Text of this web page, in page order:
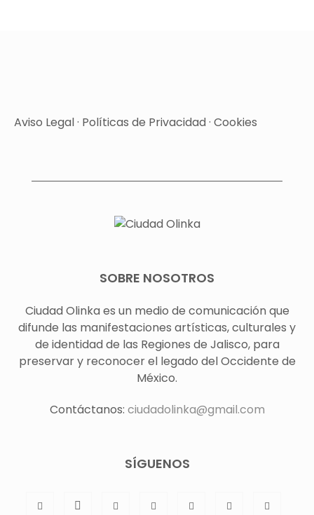
Aviso Legal· Políticas de Privacidad· Cookies
SOBRE NOSOTROS
Ciudad Olinka es un medio de comunicación que
difunde las manifestaciones artísticas, culturales y
de identidad de las Regiones de Jalisco, para
preservar y reconocer el legado del Occidente de
México.
Contáctanos: ciudadolinka@gmail.com
SÍGUENOS